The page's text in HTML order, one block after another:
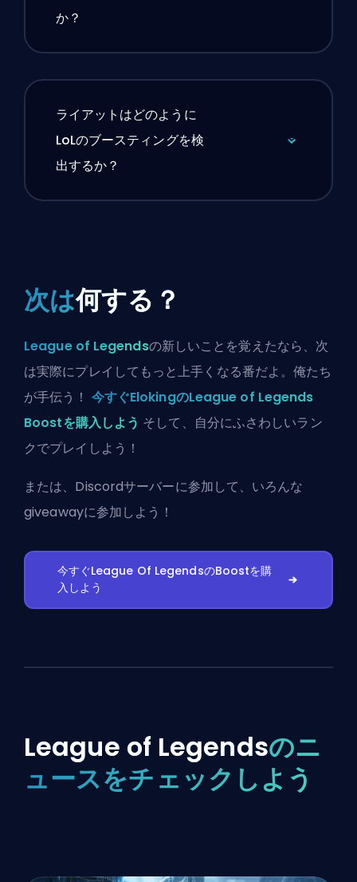
か？
ライアットはどのように
LoLのブースティングを検
出するか？
次は何する？
League of Legendsの新しいことを覚えたなら、次
は実際にプレイしてもっと上手くなる番だよ。俺たち
が手伝う！ 今すぐElokingのLeague of Legends
Boostを購入しよう そして、自分にふさわしいラン
クでプレイしよう！
または、 Discordサーバーに参加して、いろんな
giveawayに参加しよう！
今すぐLeague Of LegendsのBoostを購
入しよう
League of Legendsのニ
ュースをチェックしよう